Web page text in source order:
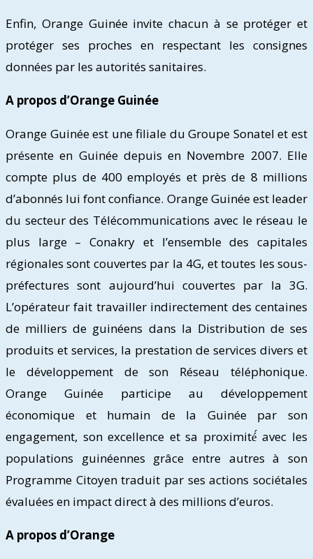
Enfin, Orange Guinée invite chacun à se protéger et
protéger ses proches en respectant les consignes
données par les autorités sanitaires.
A propos d’Orange Guinée
Orange Guinée est une filiale du Groupe Sonatel et est
présente en Guinée depuis en Novembre 2007. Elle
compte plus de 400 employés et près de 8 millions
d’abonnés lui font confiance. Orange Guinée est leader
du secteur des Télécommunications avec le réseau le
plus large – Conakry et l’ensemble des capitales
régionales sont couvertes par la 4G, et toutes les sous-
préfectures sont aujourd’hui couvertes par la 3G.
L’opérateur fait travailler indirectement des centaines
de milliers de guinéens dans la Distribution de ses
produits et services, la prestation de services divers et
le développement de son Réseau téléphonique.
Orange Guinée participe au développement
économique et humain de la Guinée par son
engagement, son excellence et sa proximité́ avec les
populations guinéennes grâce entre autres à son
Programme Citoyen traduit par ses actions sociétales
évaluées en impact direct à des millions d’euros.
A propos d’Orange